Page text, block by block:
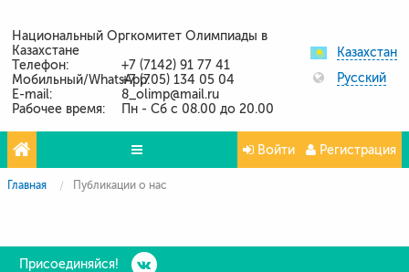
Национальный Оргкомитет Олимпиады в
Казахстане
Телефон:
+7 (7142) 91 77 41
Мобильный/WhatsApp:+7 (705) 134 05 04
E-mail:
8_olimp@mail.ru
Рабочее время:
Пн - Сб с 08.00 до 20.00
Казахстан
Русский
Олимпиады
Партнёры
Войти Регистрация
Главная Публикации о нас
Присоединяйся!